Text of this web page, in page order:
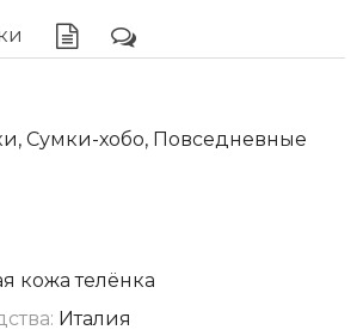
Сумки-хобо, Повседневные
кожа телёнка
Италия